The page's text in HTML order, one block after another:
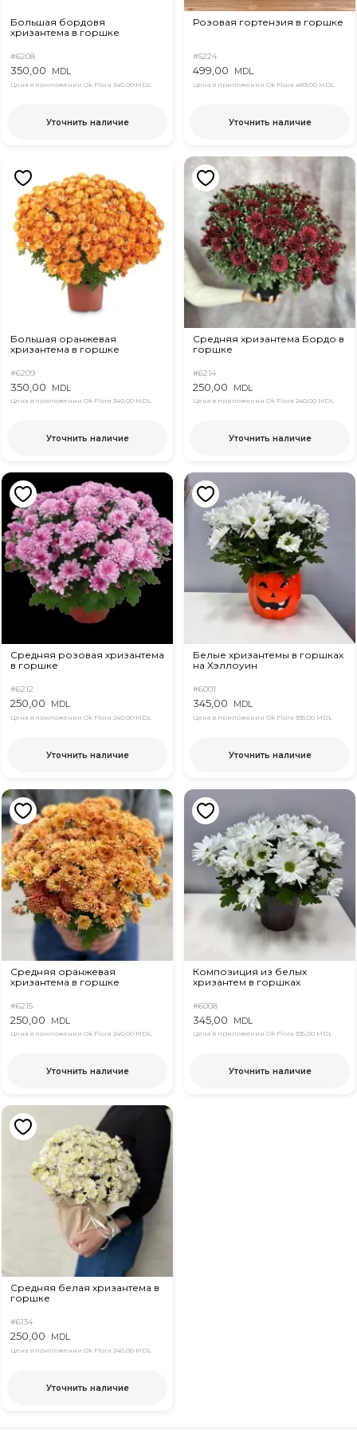
Большая бордовя
хризантема в горшке
#6208
350,00 MDL
Цена в приложении Ok Flora 340,00 MDL
Уточнить наличие
Розовая гортензия в горшке
#5224
499,00 MDL
Цена в приложении Ok Flora 489,00 MDL
Уточнить наличие
Большая оранжевая
хризантема в горшке
#6209
350,00 MDL
Цена в приложении Ok Flora 340,00 MDL
Уточнить наличие
Средняя хризантема Бордо в
горшке
#6214
250,00 MDL
Цена в приложении Ok Flora 240,00 MDL
Уточнить наличие
Средняя розовая хризантема
в горшке
#6212
250,00 MDL
Цена в приложении Ok Flora 240,00 MDL
Уточнить наличие
Белые хризантемы в горшках
на Хэллоуин
#6001
345,00 MDL
Цена в приложении Ok Flora 335,00 MDL
Уточнить наличие
Средняя оранжевая
хризантема в горшке
#6215
250,00 MDL
Цена в приложении Ok Flora 240,00 MDL
Уточнить наличие
Композиция из белых
хризантем в горшках
#6008
345,00 MDL
Цена в приложении Ok Flora 335,00 MDL
Уточнить наличие
Средняя белая хризантема в
горшке
#6134
250,00 MDL
Цена в приложении Ok Flora 240,00 MDL
Уточнить наличие